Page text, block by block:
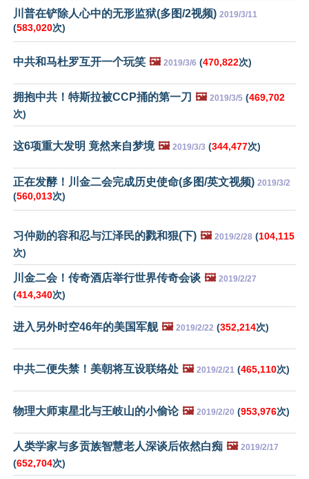
川普在铲除人心中的无形监狱(多图/2视频) 2019/3/11
(583,020次)
中共和马杜罗互开一个玩笑 🖼️ 2019/3/6 (470,822次)
拥抱中共！特斯拉被CCP捅的第一刀 🖼️ 2019/3/5 (469,702
次)
这6项重大发明 竟然来自梦境 🖼️ 2019/3/3 (344,477次)
正在发酵！川金二会完成历史使命(多图/英文视频) 2019/3/2
(560,013次)
习仲勋的容和忍与江泽民的戮和狠(下) 🖼️ 2019/2/28 (104,115
次)
川金二会！传奇酒店举行世界传奇会谈 🖼️ 2019/2/27
(414,340次)
进入另外时空46年的美国军舰 🖼️ 2019/2/22 (352,214次)
中共二便失禁！美朝将互设联络处 🖼️ 2019/2/21 (465,110次)
物理大师束星北与王岐山的小偷论 🖼️ 2019/2/20 (953,976次)
人类学家与多贡族智慧老人深谈后依然白痴 🖼️ 2019/2/17
(652,704次)